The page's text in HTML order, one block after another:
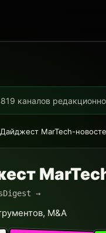
каналов
Дайджест MarTech-
→
M&A